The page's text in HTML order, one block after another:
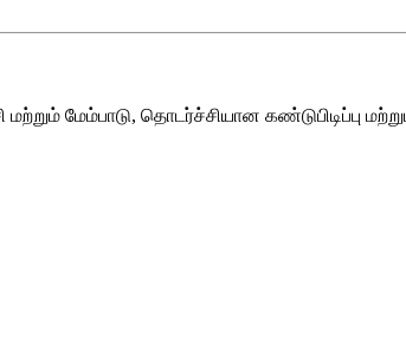
மேம்பாடு, தொடர்ச்சியான கண்டுபிடிப்பு